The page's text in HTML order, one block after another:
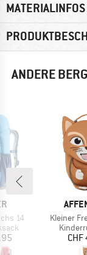
ANDERE
14
Artikel
Kleiner